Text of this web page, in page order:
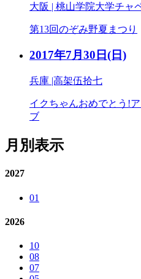
大阪 | 桃山学院大学チャ
第13回のぞみ野夏まつり
2017年7月30日(日)
兵庫 |高架伍拾七
イクちゃんおめでとう!
ブ
月別表示
2027
01
2026
10
08
07